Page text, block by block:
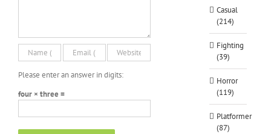
Please enter an answer in digits:
four × three =
Casual
(214)
Fighting
(39)
Horror
(119)
Platformer
(87)